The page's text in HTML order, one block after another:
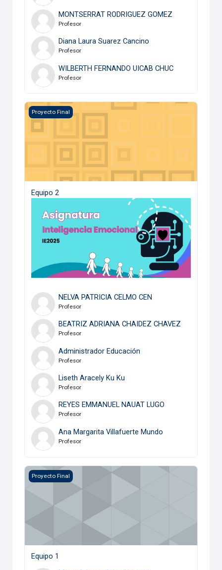
MONTSERRAT RODRIGUEZ GOMEZ
Profesor
Diana Laura Suarez Cancino
Profesor
WILBERTH FERNANDO UICAB CHUC
Profesor
Equipo 2
Proyecto Final
Equipo 2
NELVA PATRICIA CELMO CEN
Profesor
BEATRIZ ADRIANA CHAIDEZ CHAVEZ
Profesor
Administrador Educación
Profesor
Liseth Aracely Ku Ku
Profesor
REYES EMMANUEL NAUAT LUGO
Profesor
Ana Margarita Villafuerte Mundo
Profesor
Equipo 1
Proyecto Final
Equipo 1